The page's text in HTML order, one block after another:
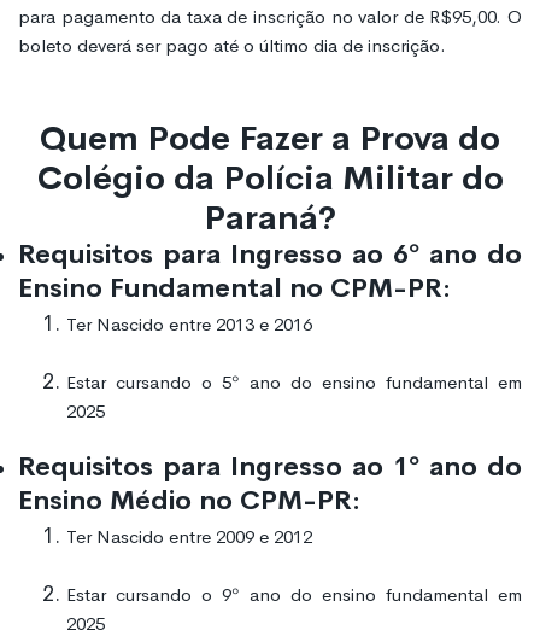
para pagamento da taxa de inscrição no valor de R$95,00. O
boleto deverá ser pago até o último dia de inscrição.
Quem Pode Fazer a Prova do
Colégio da Polícia Militar do
Paraná?
Requisitos para Ingresso ao 6º ano do
Ensino Fundamental no CPM-PR:
Ter Nascido entre 2013 e 2016
Estar cursando o 5º ano do ensino fundamental em
2025
Requisitos para Ingresso ao 1º ano do
Ensino Médio no CPM-PR:
Ter Nascido entre 2009 e 2012
Estar cursando o 9º ano do ensino fundamental em
2025